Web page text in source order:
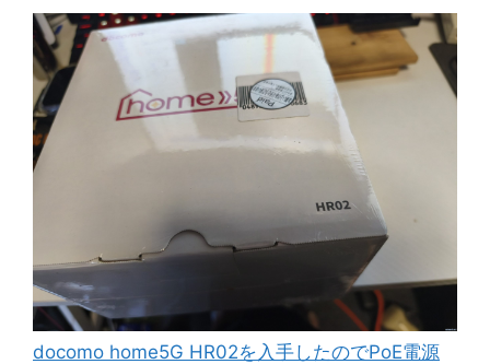
docomo home5G HR02を入手したのでPoE電源